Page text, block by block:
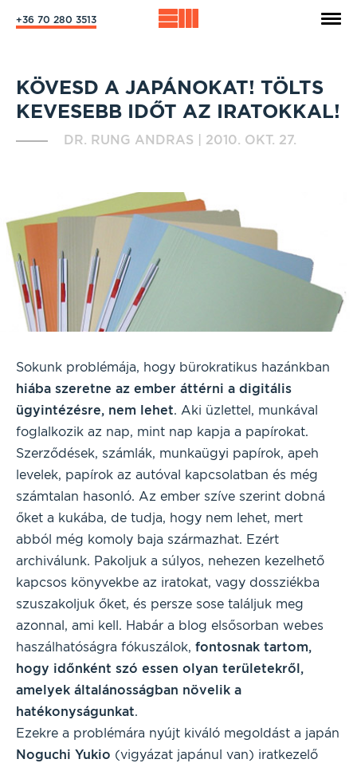
+36 70 280 3513
KÖVESD A JAPÁNOKAT! TÖLTS
KEVESEBB IDŐT AZ IRATOKKAL!
DR. RUNG ANDRAS 2010. OKT. 27.
Sokunk problémája, hogy bürokratikus hazánkban
hiába szeretne az ember áttérni a digitális
ügyintézésre, nem lehet. Aki üzlettel, munkával
foglalkozik az nap, mint nap kapja a papírokat.
Szerződések, számlák, munkaügyi papírok, apeh
levelek, papírok az autóval kapcsolatban és még
számtalan hasonló. Az ember szíve szerint dobná
őket a kukába, de tudja, hogy nem lehet, mert
abból még komoly baja származhat. Ezért
archiválunk. Pakoljuk a súlyos, nehezen kezelhető
kapcsos könyvekbe az iratokat, vagy dossziékba
szuszakoljuk őket, és persze sose találjuk meg
azonnal, ami kell. Habár a blog elsősorban webes
haszálhatóságra fókuszálok, fontosnak tartom,
hogy időnként szó essen olyan területekről,
amelyek általánosságban növelik a
hatékonyságunkat.
Ezekre a problémára nyújt kiváló megoldást a japán
Noguchi Yukio (vigyázat japánul van) iratkezelő